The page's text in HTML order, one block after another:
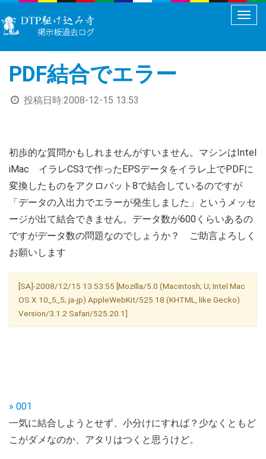
メ
ュ
PDF結合でエラー
投稿日時:2008-12-15 13:53
初歩的な質問かもしれませんがすいません。マシンはIntel
iMac イラレCS3で作ったEPSデータをイラレ上でPDFに
変換したものをアクロバット8で結合しているのですが
「データの入出力でエラーが発生しました」というメッセ
ージが出て結合できません。データ数が600くらいあるの
ですがデータ数の問題なのでしょうか？ ご助言よろしく
お願いします
[SA]-2008/12/15 13:53:55 [Mozilla/5.0 (Macintosh; U; Intel Mac
OS X 10_5_5; ja-jp) AppleWebKit/525.18 (KHTML, like Gecko)
Version/3.1.2 Safari/525.20.1]
» 001
一気に結合しようとせず、小分けにすれば？少なくともど
こがダメなのか、アタリはつくと思うけど。